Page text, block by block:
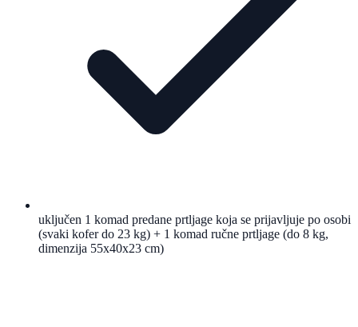
uključen 1 komad predane prtljage koja se prijavljuje po osobi
(svaki kofer do 23 kg) + 1 komad ručne prtljage (do 8 kg,
dimenzija 55x40x23 cm)